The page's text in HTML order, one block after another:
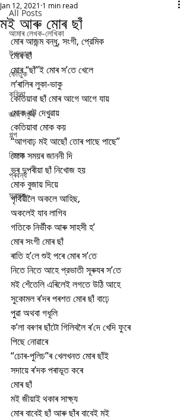
All Posts
আমাৰ লেখক-লেখিকা
উপন্যাস
কৌতুক
কবিতা
জ্ঞান সঁফুৰা
গল্প
বিশেষ
প্ৰবন্ধ
স্তৱক
মই আৰু মোৰ ছাঁ
Jan 12, 2021 1 min read
মোৰ আজন্ম বন্ধু, সংগী, প্রেমিক
মোৰ ছাঁ
মোৰ “ছাঁ”ই মোৰ স’তে খেলে
ল’ৰালিৰ লুকা-ভাকু
কেতিয়াবা ছাঁ মোৰ আগে আগে যায়
মোক বাট দেখুৱায়
কেতিয়াবা মোক কয়
“আগবাঢ় মই আছোঁ তোৰ পাছে পাছে”
মোক সময়ৰ জাননী দি
ভৰ দুপৰীয়া ছাঁ নিখোজ হয়
মোক বুজায় দিয়ে
পৃথিৱীলৈ অকলে আহিছ,
অকলেই যাব লাগিব
গতিকে নিৰ্ভীক আৰু সাহসী হ’
মোৰ সংগী মোৰ ছাঁ
ৰাতি হ’লে শুই পৰে মোৰ স’তে
নিতে নিতে আহে প্রভাতী সূৰুযৰ স’তে
মই শেঁতেলি এৰিলেই লগতে উঠি আহে
সুকোমল ৰ’দৰ পৰশত মোৰ ছাঁ বাঢ়ে
পুৱা অথবা গধূলি
ক’লা বৰণৰ ছাঁটো গিলিবলৈ ৰ’দে খেদি ফুৰে
পিছে নোৱাৰে
“চোৰ-পুলিচ”ৰ খেলখনত মোৰ ছাঁই
সদায়ে ৰ’দক পৰাভূত কৰে
মোৰ ছাঁ
মই জীয়াই থকাৰ সাক্ষ্য
মোৰ বাবেই ছাঁ আৰু ছাঁৰ বাবেই মই